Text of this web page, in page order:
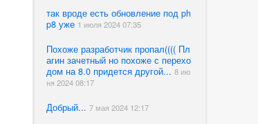
так вроде есть обновление под ph
p8 уже 1 июля 2024 07:35
Похоже разработчик пропал(((( Пл
агин зачетный но похоже с перехо
дом на 8.0 придется другой... 8 ию
ня 2024 08:17
Добрый... 7 мая 2024 12:17